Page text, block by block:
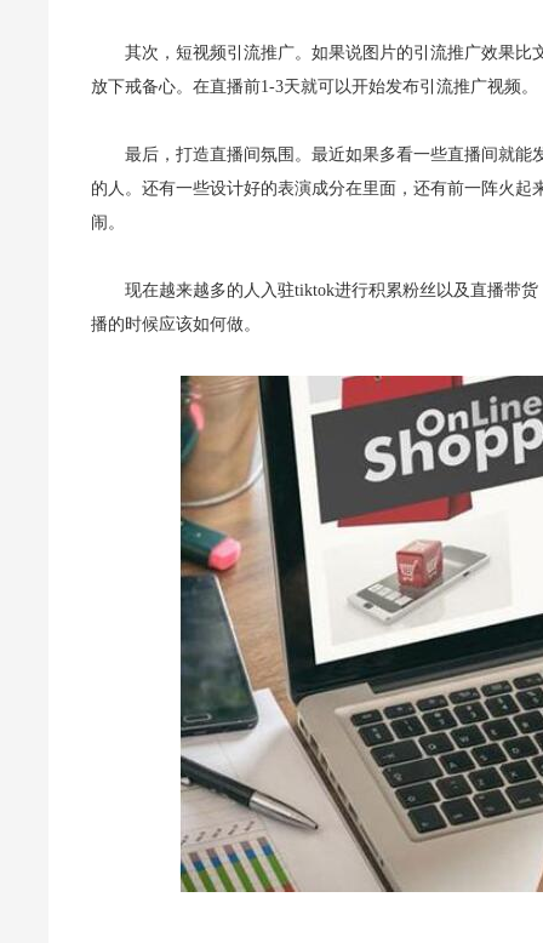
其次，短视频引流推广。如果说图片的引流推广效果
放下戒备心。在直播前1-3天就可以开始发布引流推广视频。
最后，打造直播间氛围。最近如果多看一些直播间就
的人。还有一些设计好的表演成分在里面，还有前一阵火
闹。
现在越来越多的人入驻tiktok进行积累粉丝以及直播带
播的时候应该如何做。